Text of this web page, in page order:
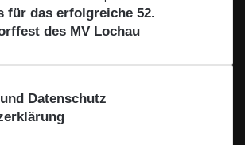
für das erfolgreiche 52.
des MV Lochau
Datenschutz